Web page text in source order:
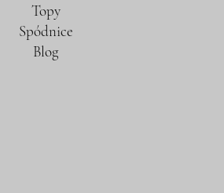
Topy
Spódnice
Blog